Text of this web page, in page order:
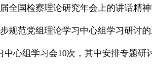
全国检察理论研究年会上的讲话精
规范党组理论学习中心组学习研讨
心组学习会10次，其中安排专题研